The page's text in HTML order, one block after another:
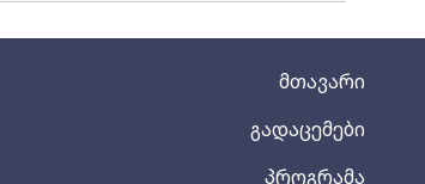
მთავარი
გადაცემები
პროგრამა